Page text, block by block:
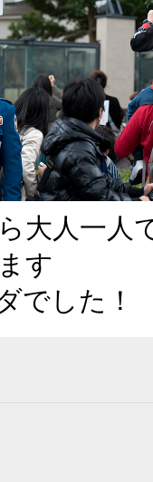
大人一人
す
でした！